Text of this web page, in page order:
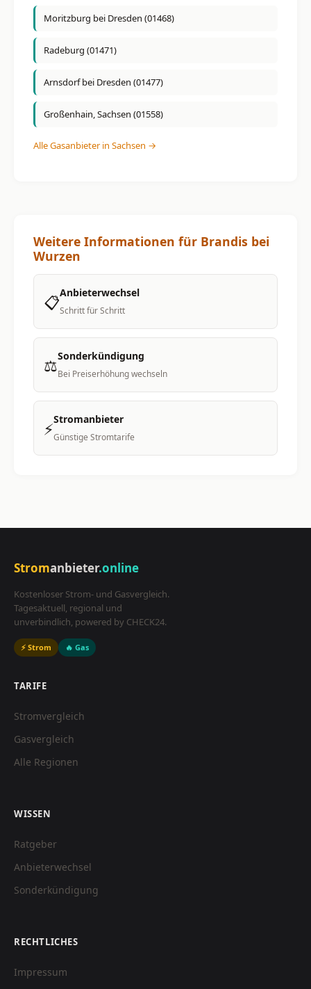
Moritzburg bei Dresden (01468)
Radeburg (01471)
Arnsdorf bei Dresden (01477)
Großenhain, Sachsen (01558)
Alle Gasanbieter in Sachsen →
Weitere Informationen für Brandis bei
Wurzen
📋Anbieterwechsel
Schritt für Schritt
⚖️Sonderkündigung
Bei Preiserhöhung wechseln
⚡Stromanbieter
Günstige Stromtarife
Stromanbieter.online
Kostenloser Strom- und Gasvergleich.
Tagesaktuell, regional und
unverbindlich, powered by CHECK24.
⚡ Strom 🔥 Gas
TARIFE
Stromvergleich
Gasvergleich
Alle Regionen
WISSEN
Ratgeber
Anbieterwechsel
Sonderkündigung
RECHTLICHES
Impressum